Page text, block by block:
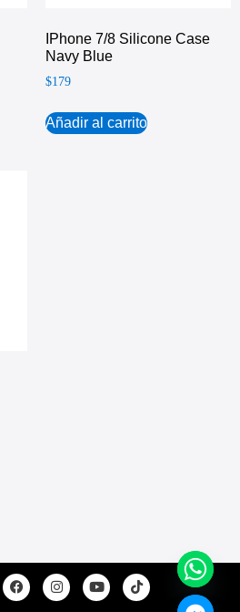
IPhone 7/8 Silicone Case
Navy Blue
$179
Añadir al carrito